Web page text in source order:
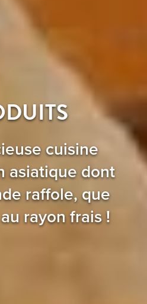
cuisine
asiatique dont
raffole, que
rayon frais !